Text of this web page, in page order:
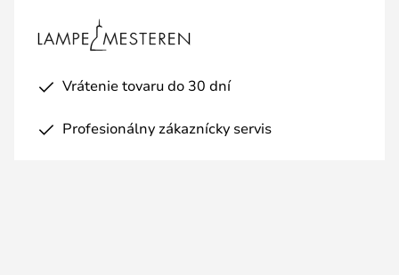
Vrátenie tovaru do 30 dní
Profesionálny zákaznícky servis